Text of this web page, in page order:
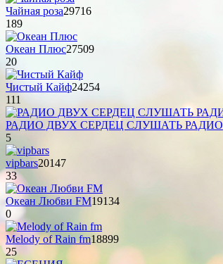
Чайная роза29716
189
Океан Плюс27509
20
Чистый Кайф24254
111
РАДИО ДВУХ СЕРДЕЦ СЛУШАТЬ РАДИО
5
vipbars20147
33
Океан Любви FM19134
0
Melody of Rain fm18899
25